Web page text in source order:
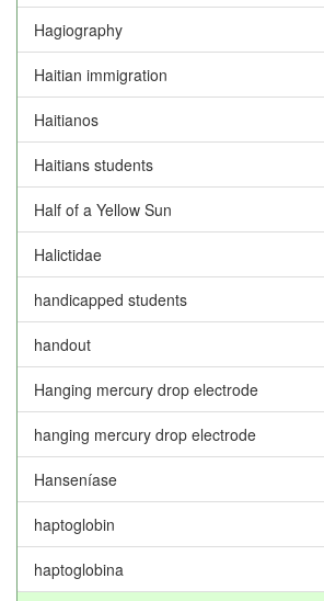
Hagiography
Haitian immigration
Haitianos
Haitians students
Half of a Yellow Sun
Halictidae
handicapped students
handout
Hanging mercury drop electrode
hanging mercury drop electrode
Hanseníase
haptoglobin
haptoglobina